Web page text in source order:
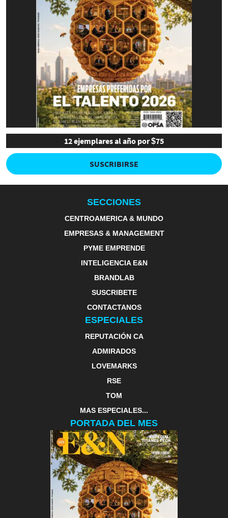
12 ejemplares al año por $75
SUSCRIBIRSE
SECCIONES
CENTROAMERICA & MUNDO
EMPRESAS & MANAGEMENT
PYME EMPRENDE
INTELIGENCIA E&N
BRANDLAB
SUSCRIBETE
CONTACTANOS
ESPECIALES
REPUTACIÓN CA
ADMIRADOS
LOVEMARKS
RSE
TOM
MAS ESPECIALES...
PORTADA DEL MES